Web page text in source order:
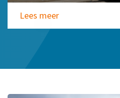
Lees meer